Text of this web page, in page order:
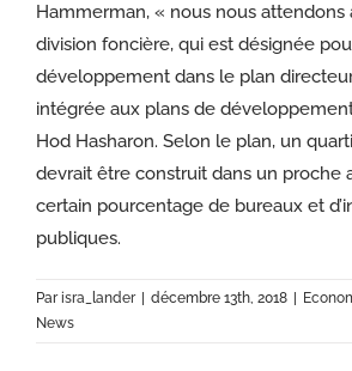
Hammerman, « nous nous
division foncière, qui est désignée
développement dans le plan
intégrée aux plans de
Hod Hasharon. Selon le plan, un
devrait être construit dans un proche
certain pourcentage de bureaux et
publiques.
Parisra_lander décembre 13th, 2018
News